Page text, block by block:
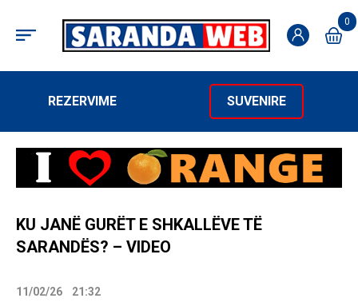
0
REZERVIME SUVENIRE
KU JANË GURËT E SHKALLËVE TË
SARANDËS? – VIDEO
11/02/26 21:32